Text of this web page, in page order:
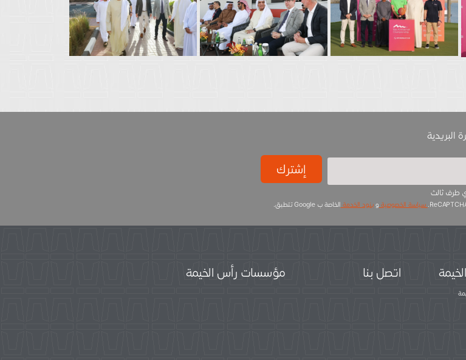
البريدية
طرف ثالث
إشترك
سياسة الخصوصية وبنود الخدمة الخاصة ب Google تتطبق.
اتصل بنا مؤسسات رأس الخيمة